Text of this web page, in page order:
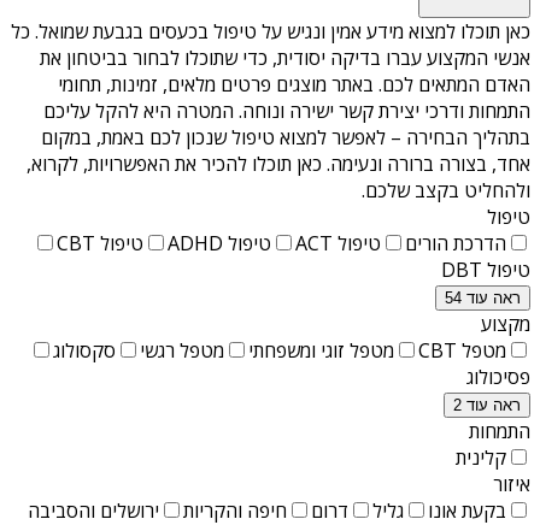
כאן תוכלו למצוא מידע אמין ונגיש על טיפול בכעסים בגבעת שמואל. כל
אנשי המקצוע עברו בדיקה יסודית, כדי שתוכלו לבחור בביטחון את
האדם המתאים לכם. באתר מוצגים פרטים מלאים, זמינות, תחומי
התמחות ודרכי יצירת קשר ישירה ונוחה. המטרה היא להקל עליכם
בתהליך הבחירה – לאפשר למצוא טיפול שנכון לכם באמת, במקום
אחד, בצורה ברורה ונעימה. כאן תוכלו להכיר את האפשרויות, לקרוא,
ולהחליט בקצב שלכם.
טיפול
הדרכת הורים
טיפול ACT טיפול ADHD
טיפול CBT
טיפול DBT
ראה עוד 54
מקצוע
מטפל CBT
מטפל זוגי ומשפחתי מטפל רגשי
סקסולוג
פסיכולוג
ראה עוד 2
התמחות
קלינית
איזור
בקעת אונו
גליל דרום חיפה והקריות ירושלים והסביבה